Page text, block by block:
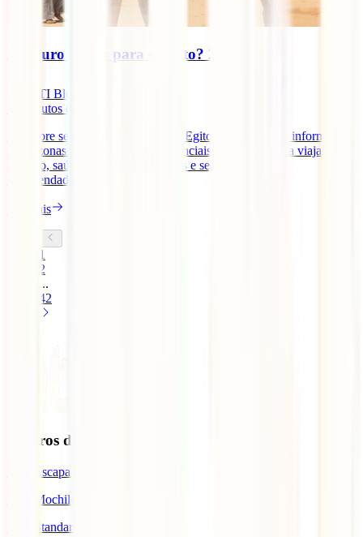
É seguro viajar para o Egito? 2026
IATI Blog
minutos de leitura
Descobre se é seguro viajar para o Egito em 2026, com informação
sobre zonas a evitar, cuidados essenciais, segurança para viajar
sozinho, saúde, atividades turísticas e seguro de viagem
recomendado.
Ler mais
1
2
...
42
Seguros de Viagem
IATI Escapadinhas
IATI Mochileiro
IATI Standard